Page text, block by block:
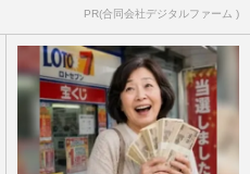
PR(合同会社デジタルファーム )